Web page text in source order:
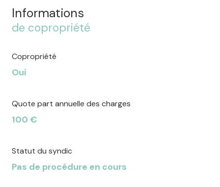
Informations
de copropriété
Copropriété
Oui
Quote part annuelle des charges
100 €
Statut du syndic
Pas de procédure en cours